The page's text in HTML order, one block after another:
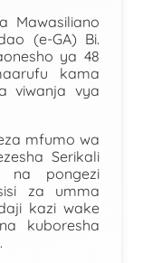
Mawasiliano
(e-GA) Bi.
ya 48
kama
viwanja vya
mfumo wa
Serikali
na pongezi
za umma
kazi wake
kuboresha